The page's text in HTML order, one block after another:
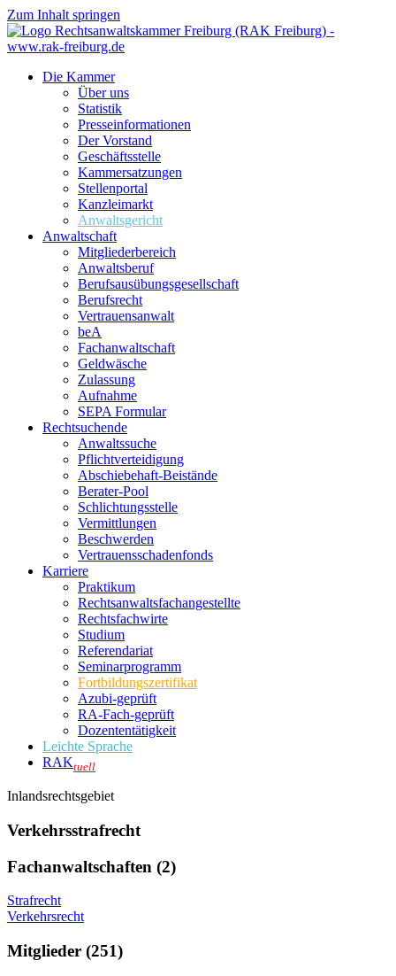
Zum Inhalt springen
Die Kammer
Über uns
Statistik
Presseinformationen
Der Vorstand
Geschäftsstelle
Kammersatzungen
Stellenportal
Kanzleimarkt
Anwaltsgericht
Anwaltschaft
Mitgliederbereich
Anwaltsberuf
Berufsausübungs­gesellschaft
Berufsrecht
Vertrauensanwalt
beA
Fachanwaltschaft
Geldwäsche
Zulassung
Aufnahme
SEPA Formular
Rechtsuchende
Anwaltssuche
Pflichtverteidigung
Abschiebehaft-Beistände
Berater-Pool
Schlichtungsstelle
Vermittlungen
Beschwerden
Vertrauensschadenfonds
Karriere
Praktikum
Rechtsanwalts­fachangestellte
Rechtsfachwirte
Studium
Referendariat
Seminarprogramm
Fortbildungszertifikat
Azubi-geprüft
RA-Fach-geprüft
Dozententätigkeit
Leichte Sprache
RAKtuell
Inlandsrechtsgebiet
Verkehrsstrafrecht
Fachanwaltschaften (2)
Strafrecht
Verkehrsrecht
Mitglieder (251)